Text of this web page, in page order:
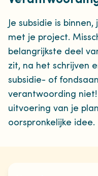
Je subsidie is
met je project.
belangrijkste deel
zit, na het schrijven
subsidie- of
verantwoording
uitvoering van je
oorspronkelijke idee.